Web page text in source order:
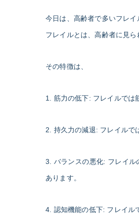
今日は、高齢者で多いフレイ
フレイルとは、高齢者に見ら
その特徴は、
1. 筋力の低下: フレイルでは
2. 持久力の減退: フレイルで
3. バランスの悪化: フレイル
あります。
4. 認知機能の低下: フレイル